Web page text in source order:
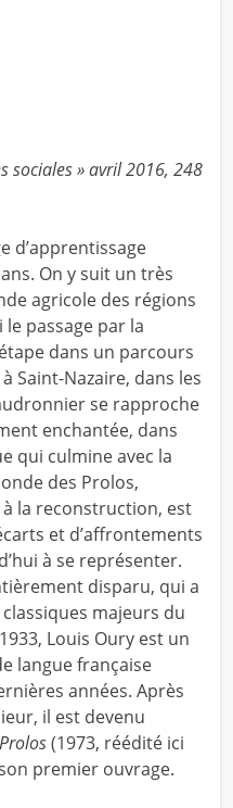
sociales » avril 2016, 248
d’apprentissage
On y suit un très
agricole des régions
passage par la
dans un parcours
Saint-Nazaire, dans les
se rapproche
enchantée, dans
qui culmine avec la
des Prolos,
la reconstruction, est
et d’affrontements
à se représenter.
disparu, qui a
majeurs du
Louis Oury est un
langue française
années. Après
il est devenu
(1973, réédité ici
premier ouvrage.